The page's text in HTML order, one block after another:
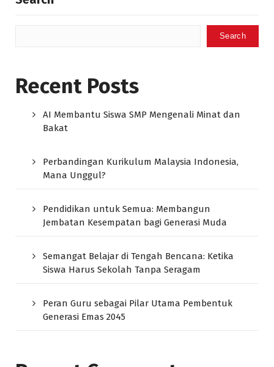
Search
Recent Posts
AI Membantu Siswa SMP Mengenali Minat dan
Bakat
Perbandingan Kurikulum Malaysia Indonesia,
Mana Unggul?
Pendidikan untuk Semua: Membangun
Jembatan Kesempatan bagi Generasi Muda
Semangat Belajar di Tengah Bencana: Ketika
Siswa Harus Sekolah Tanpa Seragam
Peran Guru sebagai Pilar Utama Pembentuk
Generasi Emas 2045